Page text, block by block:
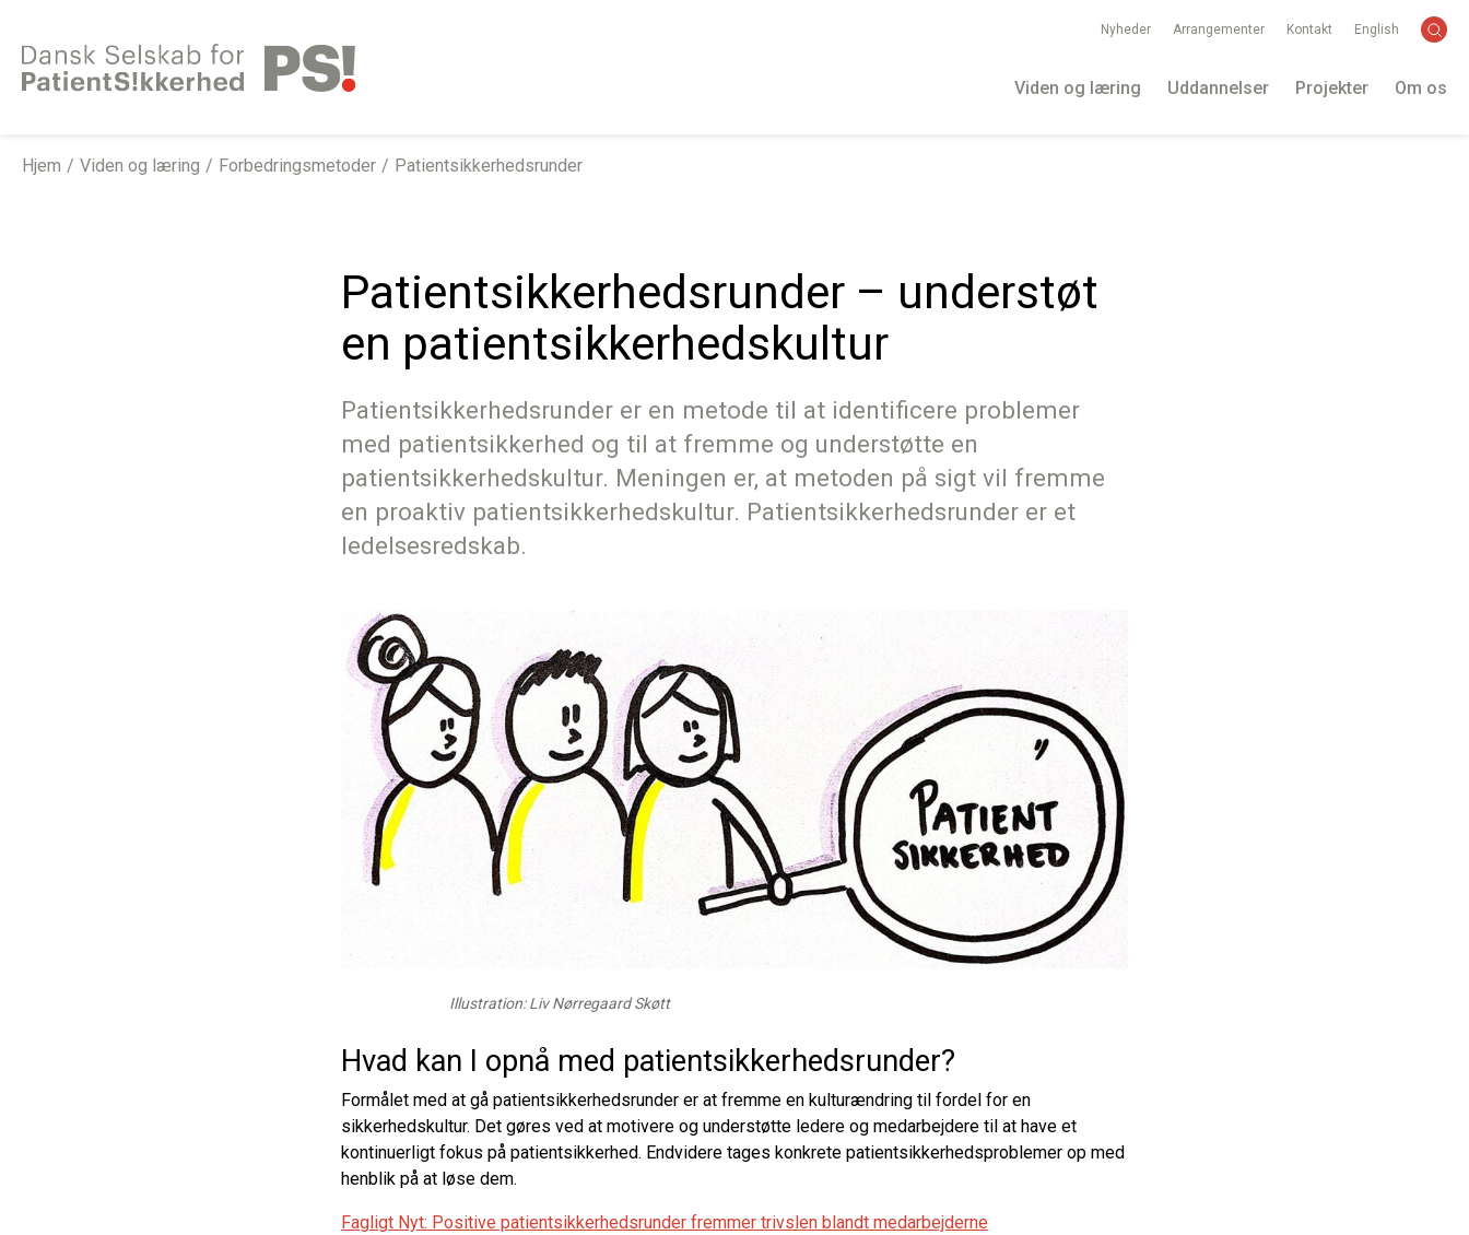
til
indhold
Nyheder Arrangementer Kontakt English
Viden og læring Uddannelser Projekter Om os
Hjem Viden og læring Forbedringsmetoder Patientsikkerhedsrunder
Patientsikkerhedsrunder – understøt
en patientsikkerhedskultur
Patientsikkerhedsrunder er en metode til at identificere problemer
med patientsikkerhed og til at fremme og understøtte en
patientsikkerhedskultur. Meningen er, at metoden på sigt vil fremme
en proaktiv patientsikkerhedskultur. Patientsikkerhedsrunder er et
ledelsesredskab.
Illustration: Liv Nørregaard Skøtt
Hvad kan I opnå med patientsikkerhedsrunder?
Formålet med at gå patientsikkerhedsrunder er at fremme en kulturændring til fordel for en
sikkerhedskultur. Det gøres ved at motivere og understøtte ledere og medarbejdere til at have et
kontinuerligt fokus på patientsikkerhed. Endvidere tages konkrete patientsikkerhedsproblemer op med
henblik på at løse dem.
Fagligt Nyt: Positive patientsikkerhedsrunder fremmer trivslen blandt medarbejderne